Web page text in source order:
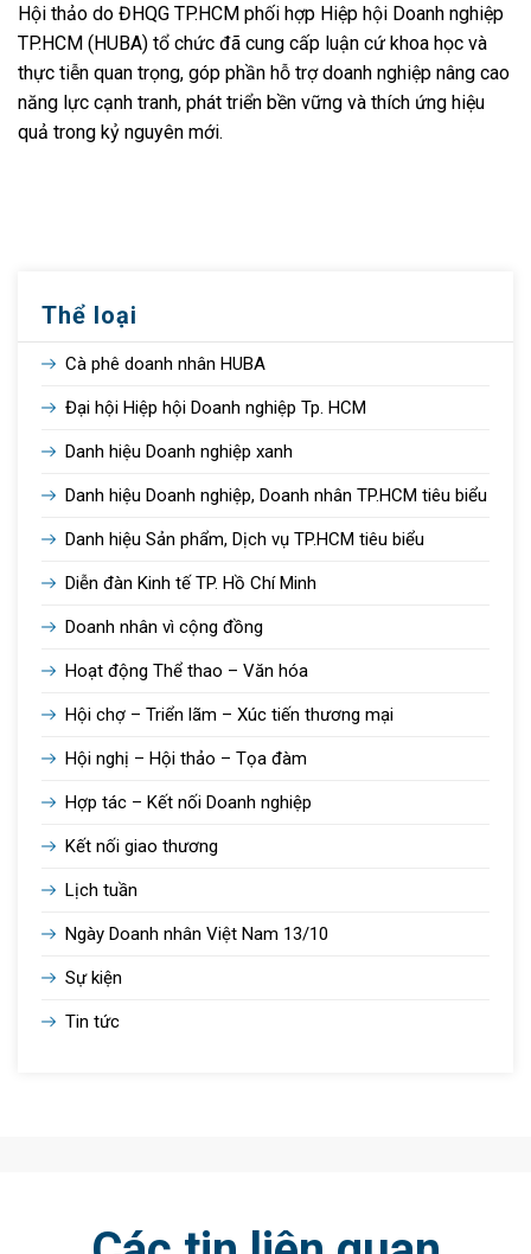
Hội thảo do ĐHQG TP.HCM phối hợp Hiệp hội Doanh nghiệp
TP.HCM (HUBA) tổ chức đã cung cấp luận cứ khoa học và
thực tiễn quan trọng, góp phần hỗ trợ doanh nghiệp nâng cao
năng lực cạnh tranh, phát triển bền vững và thích ứng hiệu
quả trong kỷ nguyên mới.
Thể loại
Cà phê doanh nhân HUBA
Đại hội Hiệp hội Doanh nghiệp Tp. HCM
Danh hiệu Doanh nghiệp xanh
Danh hiệu Doanh nghiệp, Doanh nhân TP.HCM tiêu biểu
Danh hiệu Sản phẩm, Dịch vụ TP.HCM tiêu biểu
Diễn đàn Kinh tế TP. Hồ Chí Minh
Doanh nhân vì cộng đồng
Hoạt động Thể thao – Văn hóa
Hội chợ – Triển lãm – Xúc tiến thương mại
Hội nghị – Hội thảo – Tọa đàm
Hợp tác – Kết nối Doanh nghiệp
Kết nối giao thương
Lịch tuần
Ngày Doanh nhân Việt Nam 13/10
Sự kiện
Tin tức